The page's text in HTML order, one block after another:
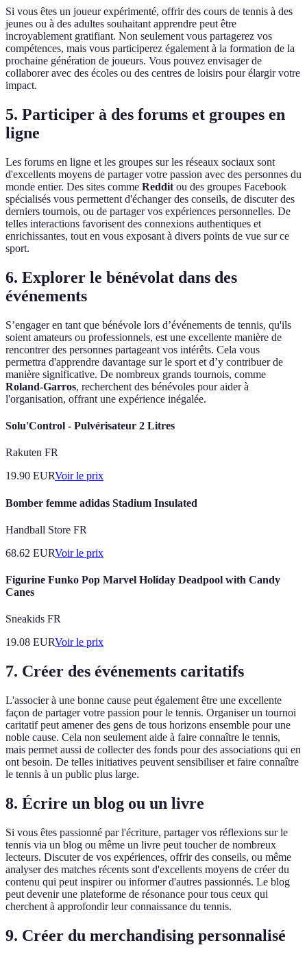
Si vous êtes un joueur expérimenté, offrir des cours de tennis à des
jeunes ou à des adultes souhaitant apprendre peut être
incroyablement gratifiant. Non seulement vous partagerez vos
compétences, mais vous participerez également à la formation de la
prochaine génération de joueurs. Vous pouvez envisager de
collaborer avec des écoles ou des centres de loisirs pour élargir votre
impact.
5. Participer à des forums et groupes en
ligne
Les forums en ligne et les groupes sur les réseaux sociaux sont
d'excellents moyens de partager votre passion avec des personnes du
monde entier. Des sites comme Reddit ou des groupes Facebook
spécialisés vous permettent d'échanger des conseils, de discuter des
derniers tournois, ou de partager vos expériences personnelles. De
telles interactions favorisent des connexions authentiques et
enrichissantes, tout en vous exposant à divers points de vue sur ce
sport.
6. Explorer le bénévolat dans des
événements
S’engager en tant que bénévole lors d’événements de tennis, qu'ils
soient amateurs ou professionnels, est une excellente manière de
rencontrer des personnes partageant vos intérêts. Cela vous
permettra d'apprendre davantage sur le sport et d’y contribuer de
manière significative. De nombreux grands tournois, comme
Roland-Garros, recherchent des bénévoles pour aider à
l'organisation, offrant une expérience inégalée.
Solu'Control - Pulvérisateur 2 Litres
Rakuten FR
19.90 EURVoir le prix
Bomber femme adidas Stadium Insulated
Handball Store FR
68.62 EURVoir le prix
Figurine Funko Pop Marvel Holiday Deadpool with Candy
Canes
Sneakids FR
19.08 EURVoir le prix
7. Créer des événements caritatifs
L'associer à une bonne cause peut également être une excellente
façon de partager votre passion pour le tennis. Organiser un tournoi
caritatif peut amener des gens de tous horizons ensemble pour une
noble cause. Cela non seulement aide à faire connaître le tennis,
mais permet aussi de collecter des fonds pour des associations qui en
ont besoin. De telles initiatives peuvent sensibiliser et faire connaître
le tennis à un public plus large.
8. Écrire un blog ou un livre
Si vous êtes passionné par l'écriture, partager vos réflexions sur le
tennis via un blog ou même un livre peut toucher de nombreux
lecteurs. Discuter de vos expériences, offrir des conseils, ou même
analyser des matches récents sont d'excellents moyens de créer du
contenu qui peut inspirer ou informer d'autres passionnés. Le blog
peut devenir une plateforme de résonance pour tous ceux qui
cherchent à approfondir leur connaissance du tennis.
9. Créer du merchandising personnalisé